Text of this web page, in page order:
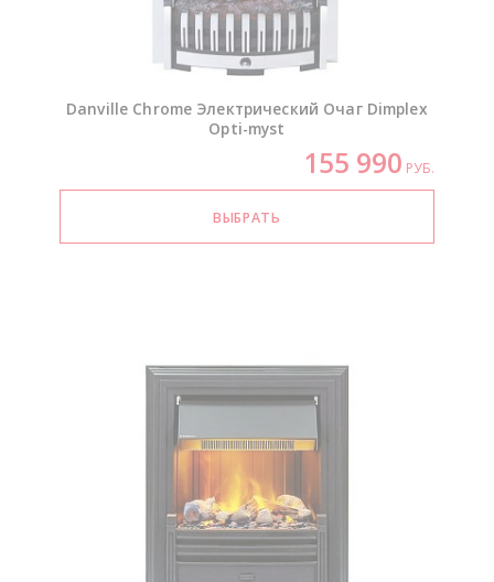
Danville Chrome Электрический Очаг Dimplex
Opti-myst
155 990 РУБ.